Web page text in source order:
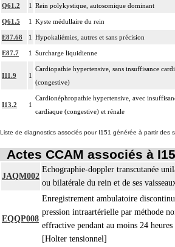
Q61.2 1 Rein polykystique, autosomique dominant
Q61.5 1 Kyste médullaire du rein
E87.68 1 Hypokaliémies, autres et sans précision
E87.7 1 Surcharge liquidienne
I11.9 1
Cardiopathie hypertensive, sans insuffisance
(congestive)
I13.2 1
Cardionéphropathie hypertensive, avec
cardiaque (congestive) et rénale
Liste de diagnostics associés pour I151 générée à partir des
Actes CCAM associés à
JAQM002
Echographie-doppler transcutanée
ou bilatérale du rein et de ses
EQQP008
Enregistrement ambulatoire
pression intraartérielle par méthode
effractive pendant au moins 24
[Holter tensionnel]